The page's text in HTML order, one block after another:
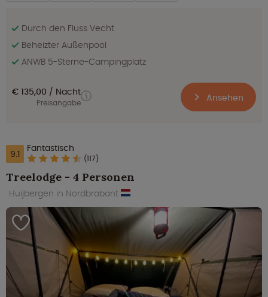
Durch den Fluss Vecht
Beheizter Außenpool
ANWB 5-Sterne-Campingplatz
€ 135,00 Nacht
Preisangabe Ansehen
9.1 Fantastisch
(117)
Treelodge - 4 Personen
Huijbergen in Nordbrabant